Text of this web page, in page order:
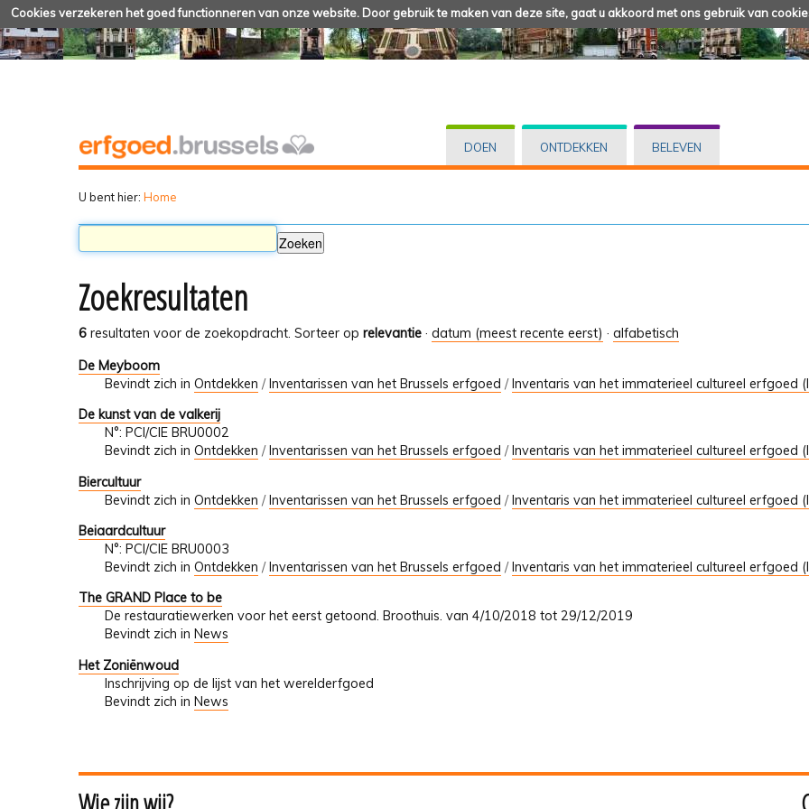
Cookies verzekeren het goed functionneren van onze website. Door gebruik te maken van deze site, gaat u akkoord met ons gebruik van
DOEN ONTDEKKEN BELEVEN
U bent hier: Home
Zoekresultaten
6 resultaten voor de zoekopdracht. Sorteer op relevantie · datum (meest recente eerst) · alfabetisch
De Meyboom
Bevindt zich in Ontdekken /Inventarissen van het Brussels erfgoed /Inventaris van het immaterieel cultureel erfgoed
De kunst van de valkerij
N°: PCI/CIE BRU0002
Bevindt zich in Ontdekken /Inventarissen van het Brussels erfgoed /Inventaris van het immaterieel cultureel erfgoed
Biercultuur
Bevindt zich in Ontdekken /Inventarissen van het Brussels erfgoed /Inventaris van het immaterieel cultureel erfgoed
Beiaardcultuur
N°: PCI/CIE BRU0003
Bevindt zich in Ontdekken /Inventarissen van het Brussels erfgoed /Inventaris van het immaterieel cultureel erfgoed
The GRAND Place to be
De restauratiewerken voor het eerst getoond. Broothuis. van 4/10/2018 tot 29/12/2019
Bevindt zich in News
Het Zoniënwoud
Inschrijving op de lijst van het werelderfgoed
Bevindt zich in News